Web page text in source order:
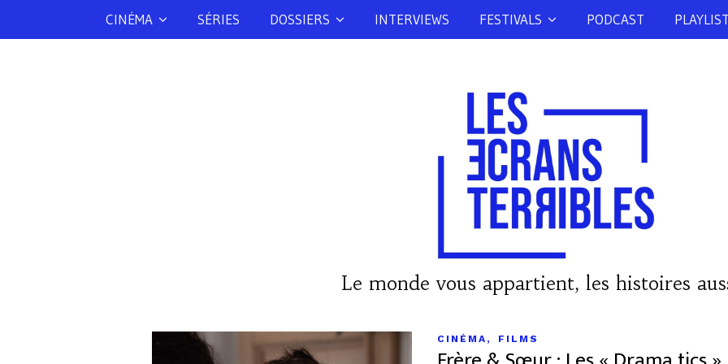
CINÉMA SÉRIES DOSSIERS INTERVIEWS FESTIVALS PODCAST
Le monde vous appartient, les histoires
CINÉMA , FILMS